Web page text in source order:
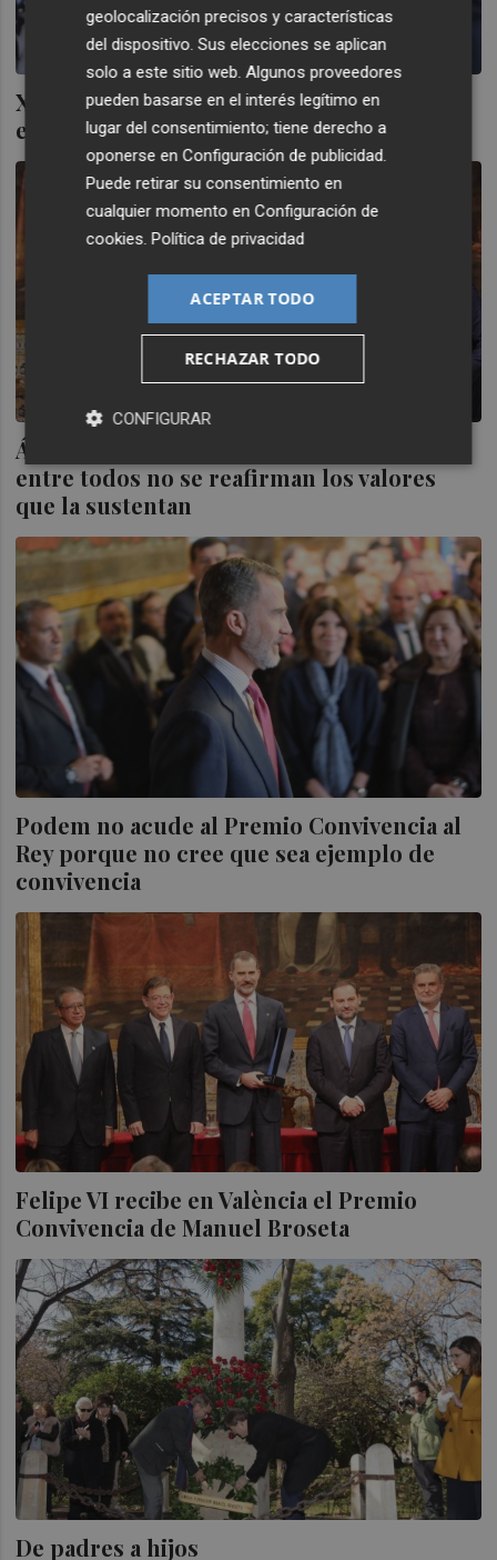
Ximo Puig: "Felipe VI ha estado a la altura
en un escenario muy complejo
Ábalos: "Difícilmente habrá convivencia si
entre todos no se reafirman los valores
que la sustentan
Podem no acude al Premio Convivencia al
Rey porque no cree que sea ejemplo de
convivencia
Felipe VI recibe en València el Premio
Convivencia de Manuel Broseta
De padres a hijos
geolocalización precisos y características
del dispositivo. Sus elecciones se aplican
solo a este sitio web. Algunos proveedores
pueden basarse en el interés legítimo en
lugar del consentimiento; tiene derecho a
oponerse enConfiguración de publicidad
Puede retirar su consentimiento en
cualquier momento enConfiguración de
cookies .Política de privacidad
ACEPTAR TODO
RECHAZAR TODO
CONFIGURAR